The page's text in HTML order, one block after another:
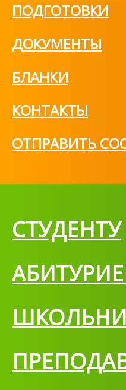
ПОДГОТОВКИ
ДОКУМЕНТЫ
БЛАНКИ
КОНТАКТЫ
ОТПРАВИТЬ
СТУДЕНТУ